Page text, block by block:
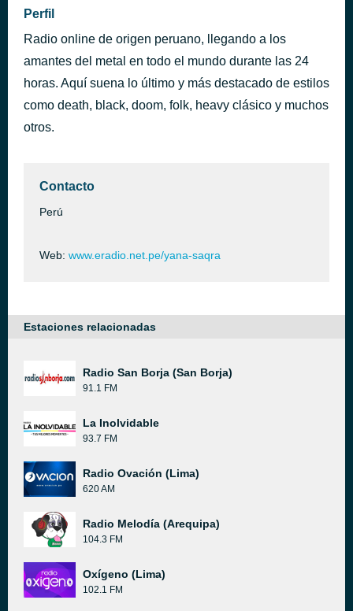
Perfil
Radio online de origen peruano, llegando a los
amantes del metal en todo el mundo durante las 24
horas. Aquí suena lo último y más destacado de estilos
como death, black, doom, folk, heavy clásico y muchos
otros.
Contacto
Perú
Web: www.eradio.net.pe/yana-saqra
Estaciones relacionadas
Radio San Borja (San Borja)
91.1 FM
La Inolvidable
93.7 FM
Radio Ovación (Lima)
620 AM
Radio Melodía (Arequipa)
104.3 FM
Oxígeno (Lima)
102.1 FM